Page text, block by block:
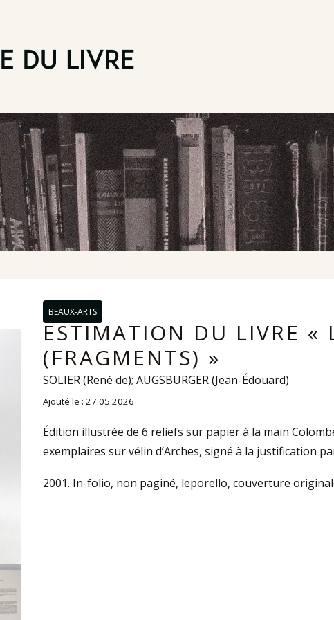
BEAUX-ARTS
ESTIMATION DU LIVRE «
(FRAGMENTS) »
SOLIER (René de); AUGSBURGER (Jean-Édouard)
Ajouté le : 27.05.2026
Édition illustrée de 6 reliefs sur papier à la main
exemplaires sur vélin d’Arches, signé à la justification
2001. In-folio, non paginé, leporello, couverture